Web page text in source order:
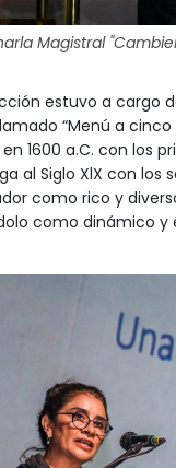
Magistral
estuvo a cargo
“Menú a
1600 a.C. con los
al Siglo XlX con
como rico y
como dinámico y